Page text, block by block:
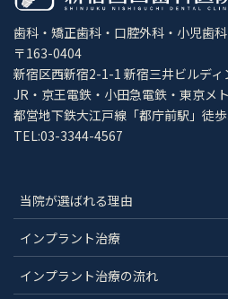
歯科・矯正歯科・口腔外科・小児歯科
〒163-0404
新宿区西新宿2-1-1 新宿三井ビルディ
JR・京王電鉄・小田急電鉄・東京メ
都営地下鉄大江戸線「都庁前駅」徒
TEL:03-3344-4567
当院が選ばれる理由
インプラント治療
インプラント治療の流れ